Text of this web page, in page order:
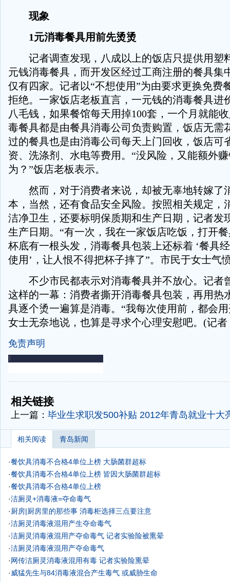
现象
1元消毒餐具用前先烫烫
记者调查发现，八成以上的饭店只提供用塑
元钱消毒餐具，而开发区经过工商注册的餐具集
仅有四家。记者以“不想使用”为由要求更换免费
拒绝。一家饭店老板直言，一元钱的消毒餐具进
八毛钱，如果餐馆每天用掉100套，一个月就能
毒餐具都是由餐具消毒公司负责购置，饭店无需
过的餐具也是由消毒公司每天上门回收，饭店可
资、洗涤剂、水电等费用。“没风险，又能额外
为？”饭店老板表示。
然而，对于消费者来说，却被无辜地转嫁了
本，当然，还有食品安全风险。按照相关规定，
洁净卫生，还要标明保质期和生产日期，记者发
生产日期。“有一次，我在一家饭店吃饭，打开
杯底有一根头发，消毒餐具包装上还标着 ‘餐具
使用’，让人恨不得把杯子摔了”。市民于女士气
不少市民都表示对消毒餐具并不放心。记者
这样的一幕：消费者撕开消毒餐具包装，再用热
具逐个烫一遍算是消毒。“我每次使用前，都会
女士无奈地说，也算是寻求个心理安慰吧。(记
免责声明
-
相关链接
上一篇： 毕业生求职发500补贴 2012年青岛就业十大
相关阅读 青岛新闻
·餐饮具消毒不合格4单位上榜 大肠菌群超标
·餐饮具消毒不合格4单位上榜 皆因大肠菌群超标
·餐饮具消毒不合格4单位上榜
·洁厕灵+消毒液=夺命毒气
· 厨房|厨房里的那些事 消毒柜选择三点要注意
·洁厕灵消毒液混用产生夺命毒气
·洁厕灵消毒液混用产夺命毒气 记者实验险被熏晕
·洁厕灵消毒液混用产夺命毒气
·网传洁厕灵消毒液混用有毒 记者实验险熏晕
· 威猛先生与84消毒液混合产生毒气 或威胁生命